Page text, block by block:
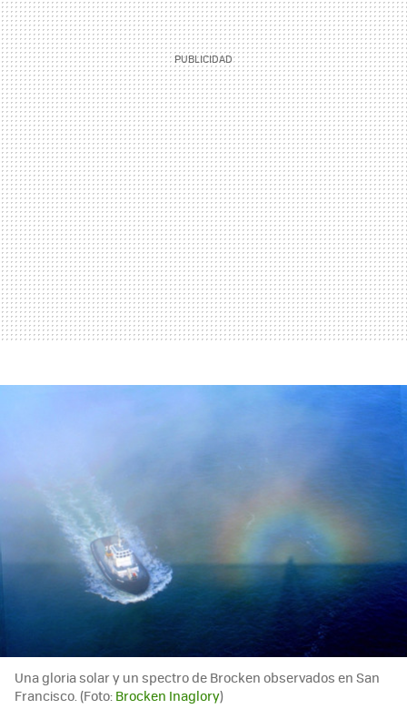
Una gloria solar y un spectro de Brocken observados en San
Francisco. (Foto: Brocken Inaglory)